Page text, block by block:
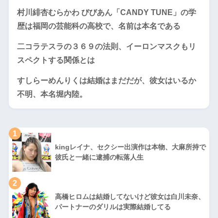
村川緋杏むらかわ びびあん「CANDY TUNE」の学
歴は福岡の芸能科の高校で、名前は本名である
二コラテスラの３６９の法則、イーロンマスクもリ
スペクトする関係とは
すしらーめんりくは結婚はまだだが、彼女はいるか
不明、本名堀内陸。
1
kingレイナ、セクシー出演作は本物、大麻所持で
彼氏と一緒に逮捕の転落人生
2
高橋ヒロムは結婚してないけど彼女は白川未奈、
パートナーのダリルは実際結婚してる